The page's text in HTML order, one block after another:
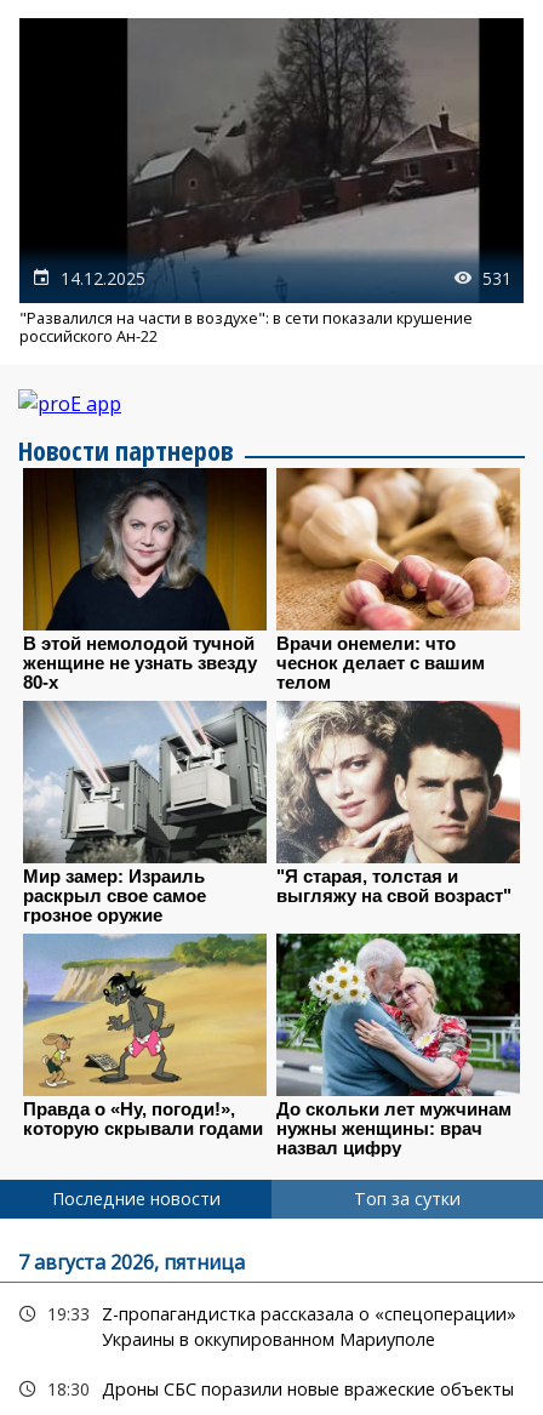
14.12.2025 531
"Развалился на части в воздухе": в сети показали крушение
российского Ан-22
Новости партнеров
Последние новости Топ за сутки
7 августа 2026, пятница
19:33
Z-пропагандистка рассказала о «спецоперации»
Украины в оккупированном Мариуполе
18:30 Дроны СБС поразили новые вражеские объекты